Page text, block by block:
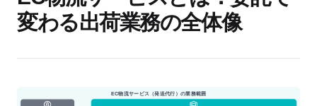
変わる出荷業務の全体像
EC物流サービス（発送代行）の業務範囲